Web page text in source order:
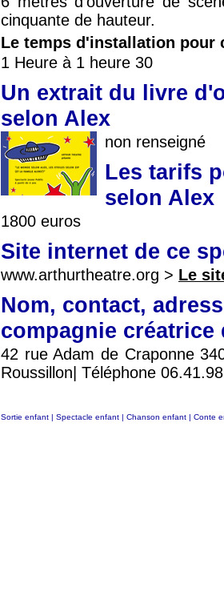
cinquante de hauteur.
Le temps d'installation pour
1 Heure à 1 heure 30
Un extrait du livre
selon Alex
non renseigné
Les tarifs
selon Alex
1800 euros
Site internet de ce
www.arthurtheatre.org > Le
Nom, contact,
compagnie créatrice
42 rue Adam de Craponne
Roussillon| Téléphone
Sortie enfant | Spectacle enfant | Chanson enfant | Conte